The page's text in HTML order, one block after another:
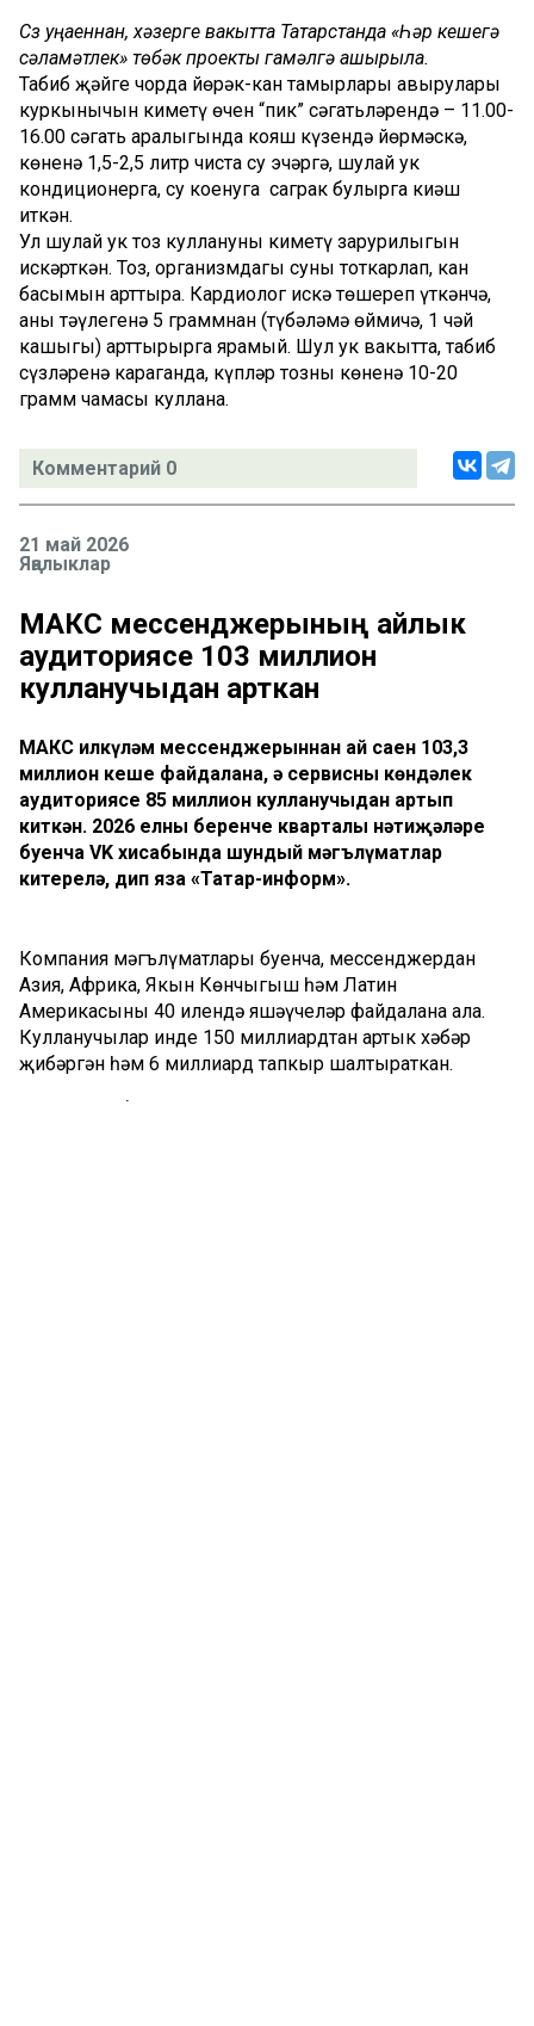
Сүз уңаеннан, хәзерге вакытта Татарстанда «Һәр кешегә
сәламәтлек» төбәк проекты гамәлгә ашырыла.
Табиб җәйге чорда йөрәк-кан тамырлары авырулары
куркынычын киметү өчен “пик” сәгатьләрендә – 11.00-
16.00 сәгать аралыгында кояш күзендә йөрмәскә,
көненә 1,5-2,5 литр чиста су эчәргә, шулай ук
кондиционерга, су коенуга саграк булырга киңәш
иткән.
Ул шулай ук тоз куллануны киметү зарурилыгын
искәрткән. Тоз, организмдагы суны тоткарлап, кан
басымын арттыра. Кардиолог искә төшереп үткәнчә,
аны тәүлегенә 5 граммнан (түбәләмә өймичә, 1 чәй
кашыгы) арттырырга ярамый. Шул ук вакытта, табиб
сүзләренә караганда, күпләр тозны көненә 10-20
грамм чамасы куллана.
Комментарий 0
21 май 2026
Яңалыклар
МАКС мессенджерының айлык
аудиториясе 103 миллион
кулланучыдан арткан
МАКС илкүләм мессенджерыннан ай саен 103,3
миллион кеше файдалана, ә сервисның көндәлек
аудиториясе 85 миллион кулланучыдан артып
киткән. 2026 елның беренче кварталы нәтиҗәләре
буенча VK хисабында шундый мәгълүматлар
китерелә, дип яза «Татар-информ».
Компания мәгълүматлары буенча, мессенджердан
Азия, Африка, Якын Көнчыгыш һәм Латин
Америкасының 40 илендә яшәүчеләр файдалана ала.
Кулланучылар инде 150 миллиардтан артык хәбәр
җибәргән һәм 6 миллиард тапкыр шалтыраткан.
2026 елның беренче кварталында MAX